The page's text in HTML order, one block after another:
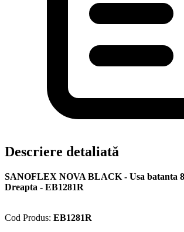
Descriere detaliată
SANOFLEX NOVA BLACK - Usa batanta
Dreapta - EB1281R
Cod Produs: EB1281R